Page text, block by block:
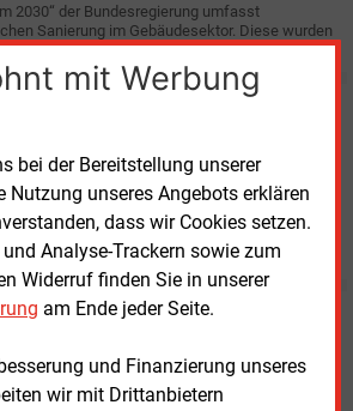
mit Werbung
bei der Bereitstellung unserer
Nutzung unseres Angebots erklären
dass wir Cookies setzen.
Analyse-Trackern sowie zum
Widerruf finden Sie in unserer
am Ende jeder Seite.
und Finanzierung unseres
wir mit Drittanbietern
2030“ der Bundesregierung umfasst
Sanierung im Gebäudesektor. Diese wurden
begrüßt und kritisiert.
Freitag, 15.11.2019, 14:07
Kornwestheim bauen die größte Freiflächen-
Damit bereichern sie ihre Fernwärme um
Dienstag, 5.11.2019, 11:54
für Ewerk